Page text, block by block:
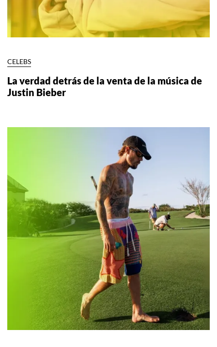
CELEBS
La verdad detrás de la venta de la música de
Justin Bieber